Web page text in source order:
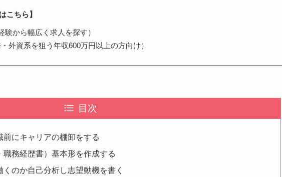
こちら】
験から幅広く求人を探す）
・外資系を狙う年収600万円以上の方向け）
目次
にキャリアの棚卸をする
務経歴書）基本形を作成する
のか自己分析し志望動機を書く